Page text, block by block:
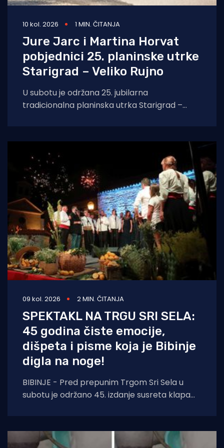
10 kol. 2026 1 MIN. ČITANJA
Jure Jarc i Martina Horvat
pobjednici 25. planinske utrke
Starigrad – Veliko Rujno
U subotu je održana 25. jubilarna
tradicionalna planinska utrka Starigrad –
09 kol. 2026 2 MIN. ČITANJA
SPEKTAKL NA TRGU SRI SELA:
45 godina čiste emocije,
dišpeta i pisme koja je Bibinje
digla na noge!
BIBINJE - Pred prepunim Trgom Sri Sela u
subotu je održano 45. izdanje susreta klapa